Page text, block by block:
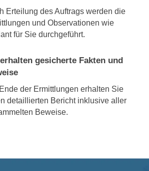
Erteilung des Auftrags werden die
und Observationen wie
für Sie durchgeführt.
gesicherte Fakten und
der Ermittlungen erhalten Sie
detaillierten Bericht inklusive aller
Beweise.